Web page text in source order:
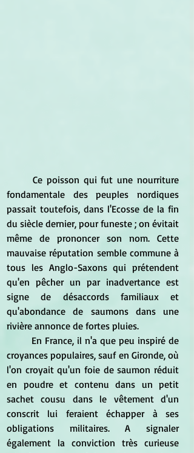
fondamentale des peuples nordiques
passait toutefois, dans l'Ecosse de la fin
du siècle dernier, pour funeste ; on évitait
même de prononcer son nom. Cette
mauvaise réputation semble commune à
tous les Anglo-Saxons qui prétendent
qu'en pêcher un par inadvertance est
signe de désaccords familiaux et
qu'abondance de saumons dans une
rivière annonce de fortes pluies.
croyances populaires, sauf en Gironde, où
l'on croyait qu'un foie de saumon réduit
en poudre et contenu dans un petit
sachet cousu dans le vêtement d'un
conscrit lui feraient échapper à ses
obligations militaires. A signaler
également la conviction très curieuse